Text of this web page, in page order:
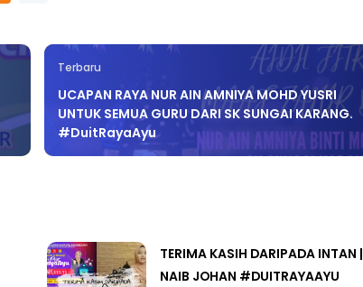
Terbaru
UCAPAN RAYA NUR AIN AMNIYA MOHD YUSRI
UNTUK SEMUA GURU DARI SK SUNGAI KARANG.
#DuitRayaAyu
TERIMA KASIH DARIPADA INTAN |
NAIB JOHAN #DUITRAYAAYU